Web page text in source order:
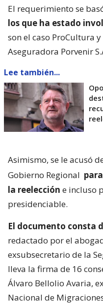
El requerimiento se
los que ha estado
son el caso ProCultura
Aseguradora Porvenir
Lee también...
Asimismo, se le acusó
Gobierno Regional
la reelección e incluso
presidenciable.
El documento consta
redactado por el
exsubsecretario de la
lleva la firma de 16
Álvaro Bellolio Avaria,
Nacional de